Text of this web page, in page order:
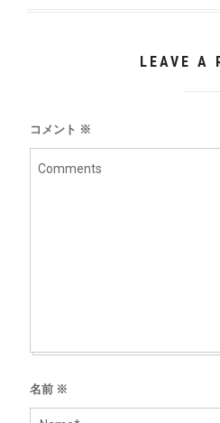
LEAVE A
コメント ※
名前 ※